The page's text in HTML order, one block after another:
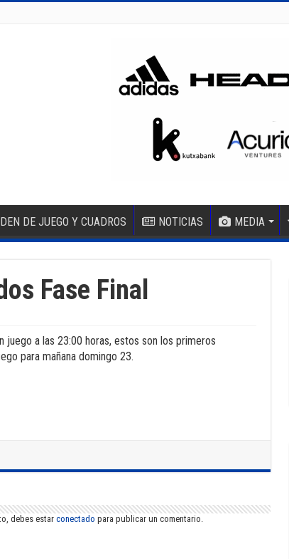
DE JUEGO Y CUADROS NOTICIAS MEDIA
Fase Final
juego a las 23:00 horas, estos son los primeros
para mañana domingo 23.
debes estarconectado para publicar un comentario.